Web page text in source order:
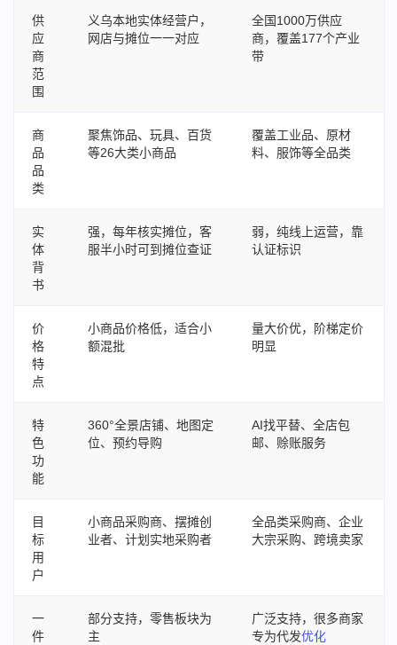
供
应
商
范
围
义乌本地实体经营户，
网店与摊位一一对应
全国1000万供应
商，覆盖177个产业
带
商
品
品
类
聚焦饰品、玩具、百货
等26大类小商品
覆盖工业品、原材
料、服饰等全品类
实
体
背
书
强，每年核实摊位，客
服半小时可到摊位查证
弱，纯线上运营，靠
认证标识
价
格
特
点
小商品价格低，适合小
额混批
量大价优，阶梯定价
明显
特
色
功
能
360°全景店铺、地图定
位、预约导购
AI找平替、全店包
邮、赊账服务
目
标
用
户
小商品采购商、摆摊创
业者、计划实地采购者
全品类采购商、企业
大宗采购、跨境卖家
一
件
部分支持，零售板块为
主
广泛支持，很多商家
专为代发优化